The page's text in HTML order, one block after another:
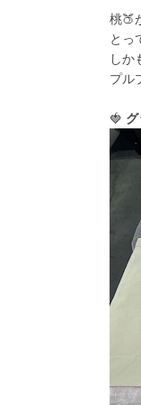
桃🍑
とっ
しか
プル
🍓